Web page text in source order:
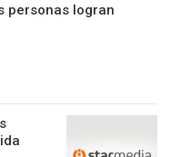
personas logran